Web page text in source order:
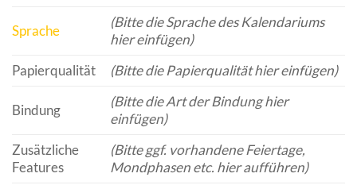
Sprache
(Bitte die Sprache des Kalendariums
hier einfügen)
Papierqualität
(Bitte die Papierqualität hier einfügen)
Bindung
(Bitte die Art der Bindung hier
einfügen)
Zusätzliche
Features
(Bitte ggf. vorhandene Feiertage,
Mondphasen etc. hier aufführen)